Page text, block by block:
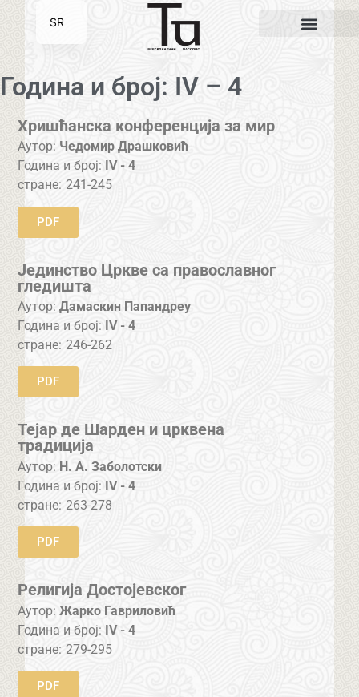
Година и број: IV – 4
Хришћанска конференција за мир
Аутор: Чедомир Драшковић
Година и број: IV - 4
стране: 241-245
PDF
Јединство Цркве са православног
гледишта
Аутор: Дамаскин Папандреу
Година и број: IV - 4
стране: 246-262
PDF
Тејар де Шарден и црквена
традиција
Аутор: Н. А. Заболотски
Година и број: IV - 4
стране: 263-278
PDF
Религија Достојевског
Аутор: Жарко Гавриловић
Година и број: IV - 4
стране: 279-295
PDF
SR
EN